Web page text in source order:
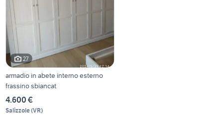
27
armadio in abete interno esterno
frassino sbiancat
4.600 €
Salizzole(VR)